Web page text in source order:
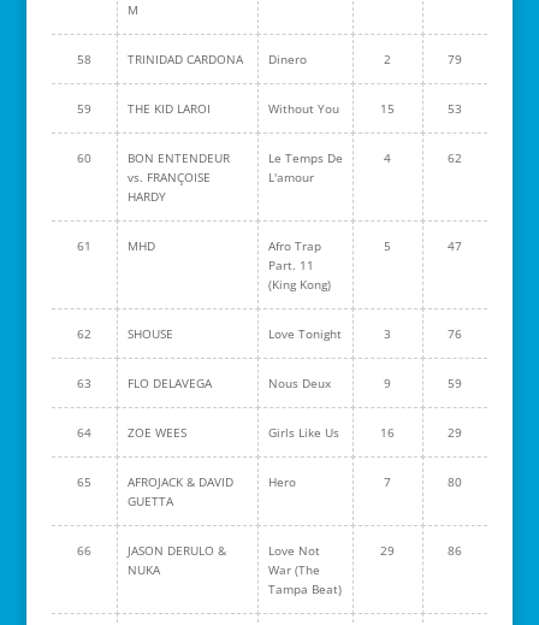
M
58 TRINIDAD CARDONA Dinero 2 79
59 THE KID LAROI Without You 15 53
60
BON ENTENDEUR
vs. FRANÇOISE
HARDY
Le Temps De
L'amour
4 62
61 MHD
Afro Trap
Part. 11
(King Kong)
5 47
62 SHOUSE Love Tonight 3 76
63 FLO DELAVEGA Nous Deux 9 59
64 ZOE WEES Girls Like Us 16 29
65
AFROJACK & DAVID
GUETTA
Hero 7 80
66
JASON DERULO &
NUKA
Love Not
War (The
Tampa Beat)
29 86